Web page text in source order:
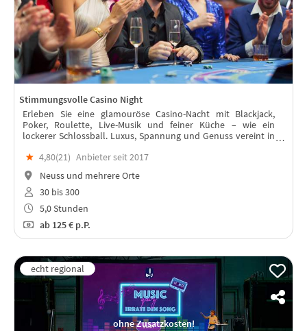
Stimmungsvolle Casino Night
Erleben Sie eine glamouröse Casino-Nacht mit Blackjack,
Poker, Roulette, Live-Musik und feiner Küche – wie ein
lockerer Schlossball. Luxus, Spannung und Genuss vereint in
★ 4,80(21) Anbieter seit 2017
Neuss und mehrere Orte
30 bis 300
5,0 Stunden
ab125 € p.P.
ohne Zusatzkosten!